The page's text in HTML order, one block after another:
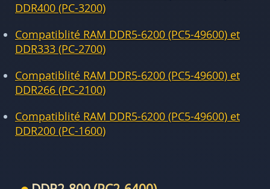
DDR400 (PC-3200)
Compatiblité RAM DDR5-6200 (PC5-49600) et
DDR333 (PC-2700)
Compatiblité RAM DDR5-6200 (PC5-49600) et
DDR266 (PC-2100)
Compatiblité RAM DDR5-6200 (PC5-49600) et
DDR200 (PC-1600)